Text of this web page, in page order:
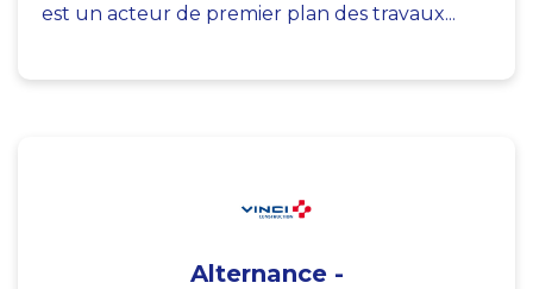
est un acteur de premier plan des travaux...
Alternance -